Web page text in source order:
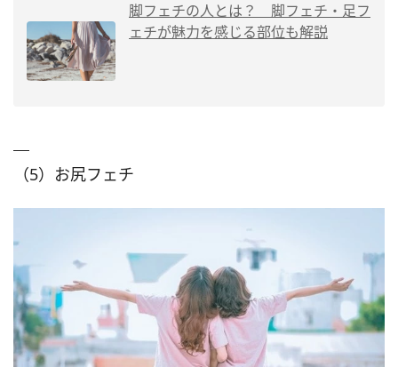
脚フェチの人とは？ 脚フェチ・足フ
ェチが魅力を感じる部位も解説
（5）お尻フェチ